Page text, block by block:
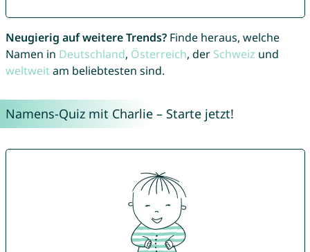
Neugierig auf weitere Trends?Finde heraus, welche
Namen in Deutschland, Österreich, der Schweiz und
weltweitam beliebtesten sind.
Namens-Quiz mit Charlie – Starte jetzt!